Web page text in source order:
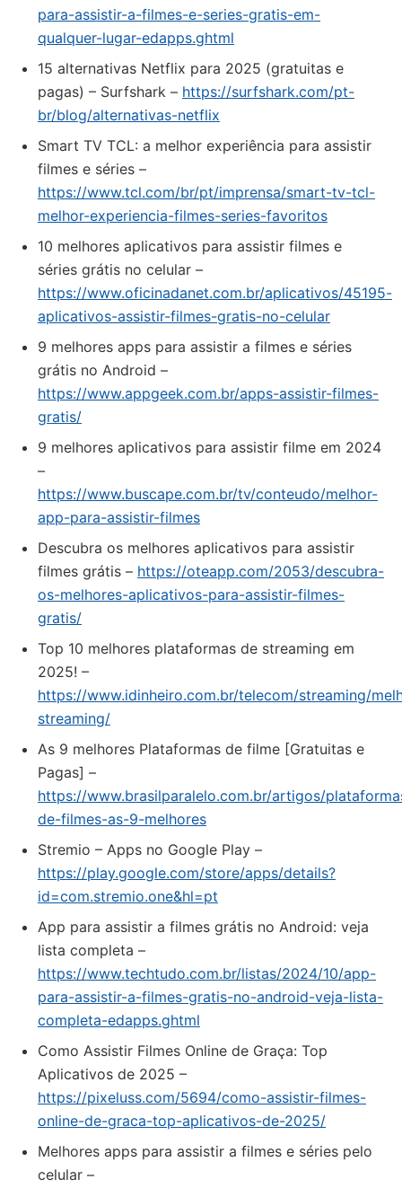
para-assistir-a-filmes-e-series-gratis-em-
qualquer-lugar-edapps.ghtml
15 alternativas Netflix para 2025 (gratuitas e
pagas) – Surfshark – https://surfshark.com/pt-
br/blog/alternativas-netflix
Smart TV TCL: a melhor experiência para assistir
filmes e séries –
https://www.tcl.com/br/pt/imprensa/smart-tv-tcl-
melhor-experiencia-filmes-series-favoritos
10 melhores aplicativos para assistir filmes e
séries grátis no celular –
https://www.oficinadanet.com.br/aplicativos/45195-
aplicativos-assistir-filmes-gratis-no-celular
9 melhores apps para assistir a filmes e séries
grátis no Android –
https://www.appgeek.com.br/apps-assistir-filmes-
gratis/
9 melhores aplicativos para assistir filme em 2024
–
https://www.buscape.com.br/tv/conteudo/melhor-
app-para-assistir-filmes
Descubra os melhores aplicativos para assistir
filmes grátis – https://oteapp.com/2053/descubra-
os-melhores-aplicativos-para-assistir-filmes-
gratis/
Top 10 melhores plataformas de streaming em
2025! –
https://www.idinheiro.com.br/telecom/streaming/
streaming/
As 9 melhores Plataformas de filme [Gratuitas e
Pagas] –
https://www.brasilparalelo.com.br/artigos/
de-filmes-as-9-melhores
Stremio – Apps no Google Play –
https://play.google.com/store/apps/details?
id=com.stremio.one&hl=pt
App para assistir a filmes grátis no Android: veja
lista completa –
https://www.techtudo.com.br/listas/2024/10/app-
para-assistir-a-filmes-gratis-no-android-veja-lista-
completa-edapps.ghtml
Como Assistir Filmes Online de Graça: Top
Aplicativos de 2025 –
https://pixeluss.com/5694/como-assistir-filmes-
online-de-graca-top-aplicativos-de-2025/
Melhores apps para assistir a filmes e séries pelo
celular –